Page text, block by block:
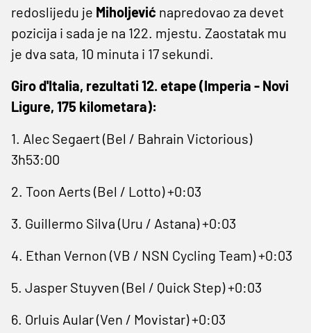
redoslijedu je Miholjević napredovao za devet
pozicija i sada je na 122. mjestu. Zaostatak mu
je dva sata, 10 minuta i 17 sekundi.
Giro d'Italia, rezultati 12. etape (Imperia - Novi
Ligure, 175 kilometara):
1. Alec ​Segaert (Bel / Bahrain Victorious)
3h53:00
2. Toon Aerts (Bel / Lotto) +0:03
3. Guillermo Silva (Uru / Astana) +0:03
4. Ethan Vernon (VB / NSN Cycling Team) +0:03
5. Jasper Stuyven (Bel / Quick Step) +0:03
6. Orluis Aular (Ven / Movistar) +0:03